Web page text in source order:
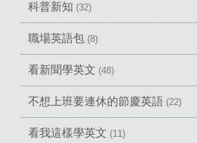
科普新知 (32)
職場英語包 (8)
看新聞學英文 (48)
不想上班要連休的節慶英語 (22)
看我這樣學英文 (11)